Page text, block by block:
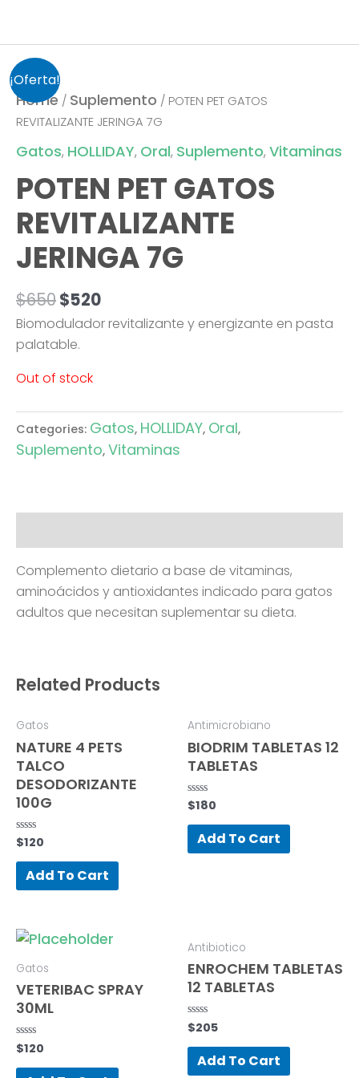
¡Oferta!
Home / Suplemento / POTEN PET GATOS
REVITALIZANTE JERINGA 7G
Gatos, HOLLIDAY, Oral, Suplemento, Vitaminas
POTEN PET GATOS
REVITALIZANTE
JERINGA 7G
$650
Original
price
was:
$520
price
is:
Biomodulador revitalizante y energizante en pasta
palatable.
Out of stock
Categories: Gatos, HOLLIDAY, Oral,
Suplemento, Vitaminas
Complemento dietario a base de vitaminas,
aminoácidos y antioxidantes indicado para gatos
adultos que necesitan suplementar su dieta.
Related Products
Gatos
NATURE 4 PETS
TALCO
DESODORIZANTE
100G
Rated
0
out
$120
Add To Cart
Antimicrobiano
BIODRIM TABLETAS 12
TABLETAS
Rated
0
out
$180
Add To Cart
Gatos
VETERIBAC SPRAY
30ML
Rated
0
out
$120
Antibiotico
ENROCHEM TABLETAS
12 TABLETAS
Rated
0
out
$205
Add To Cart